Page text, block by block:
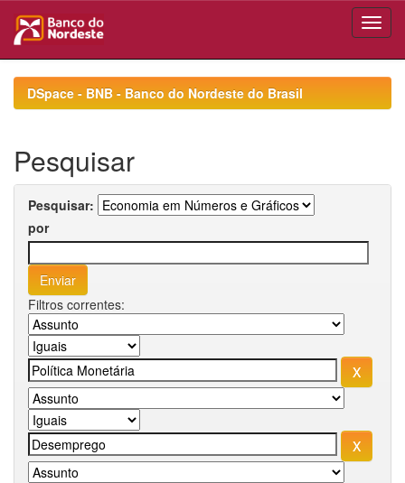
navigationDSpace - BNB - Banco do Nordeste do Brasil
Pesquisar
Pesquisar:
por
Filtros correntes: